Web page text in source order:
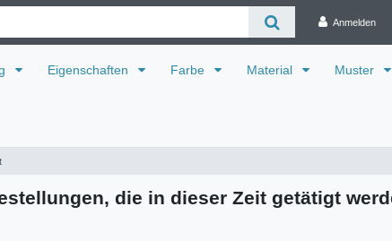
Anmelden
Eigenschaften Farbe Material Muster
die in dieser Zeit getätigt